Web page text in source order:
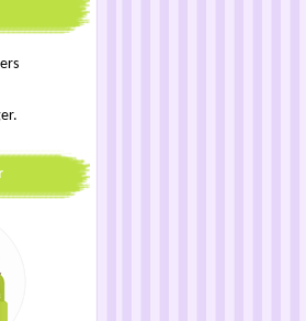
.